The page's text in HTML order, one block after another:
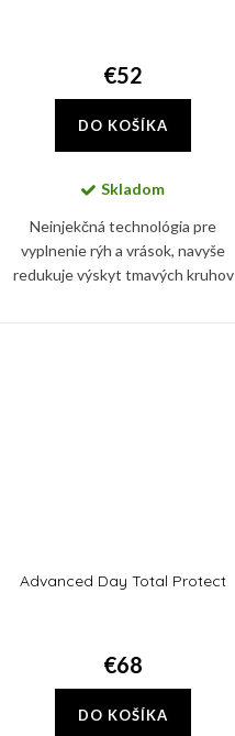
€52
DO KOŠÍKA
Skladom
Neinjekčná technológia pre
vyplnenie rýh a vrások, navyše
redukuje výskyt tmavých kruhov
Advanced Day Total Protect
€68
DO KOŠÍKA